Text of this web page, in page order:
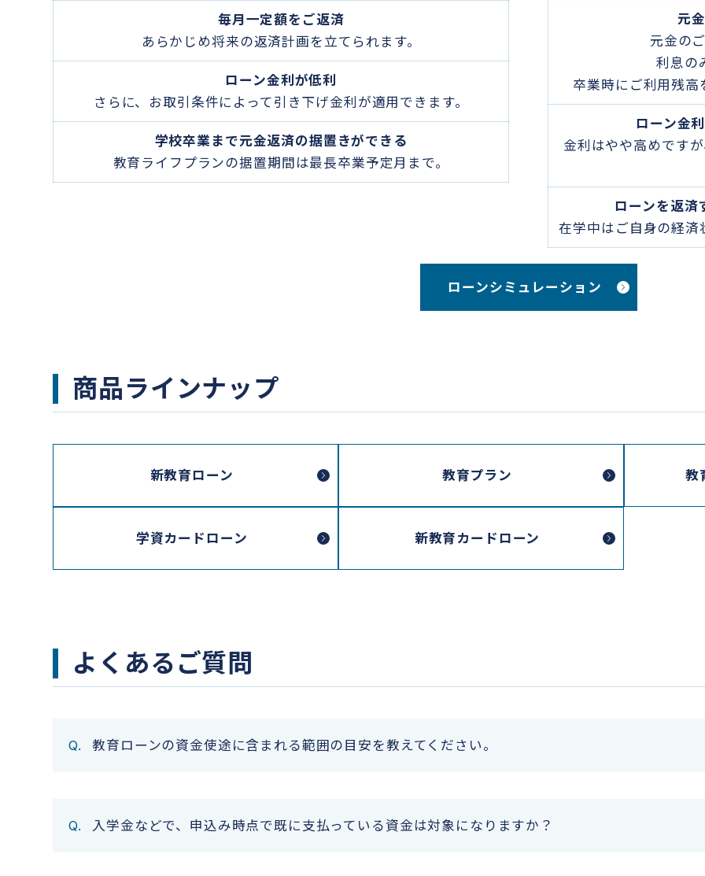
毎月一定額をご返済
あらかじめ将来の返済計画を立てられます。
ローン金利が低利
さらに、お取引条件によって引き下げ金利が適用できます。
学校卒業まで元金返済の据置きができる
教育ライフプランの据置期間は最長卒業予定月まで。
元
元金の
利息の
卒業時にご利用残高
ローン金
金利はやや高めです
ローンを返済
在学中はご自身の経済
ローンシミュレーション
商品ラインナップ
新教育ローン 教育プラン 教
学資カードローン 新教育カードローン
よくあるご質問
教育ローンの資金使途に含まれる範囲の目安を教えてください。
入学金などで、申込み時点で既に支払っている資金は対象になりますか？